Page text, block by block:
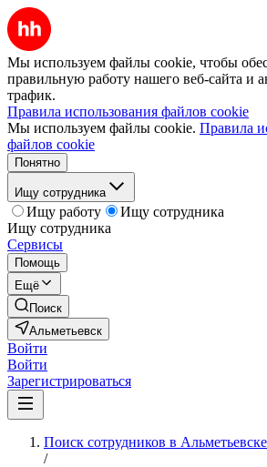
Мы используем файлы cookie, чтобы
правильную работу нашего веб-сайта и
трафик.
Правила использования файлов cookie
Мы используем файлы cookie. Правила
файлов cookie
Понятно
Ищу сотрудника
Ищу работу
Ищу сотрудника
Ищу сотрудника
Сервисы
Помощь
Ещё
Поиск
Альметьевск
Войти
Войти
Зарегистрироваться
Поиск сотрудников в Альметьевске
/